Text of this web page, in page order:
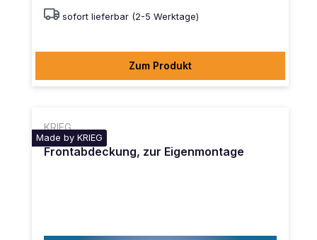
sofort lieferbar (2-5 Werktage)
Zum Produkt
KRIEG
Made by KRIEG
Frontabdeckung, zur Eigenmontage